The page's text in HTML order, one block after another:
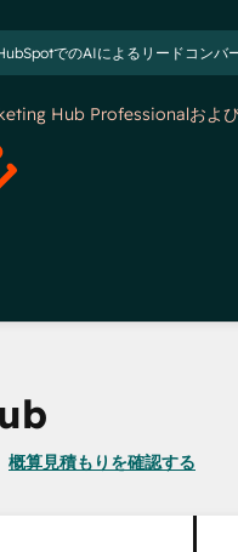
でのAIによるリードコンバ
Hub Professionalおよ
概算見積もりを確認する